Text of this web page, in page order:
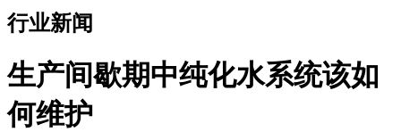
行业新闻
生产间歇期中纯化水系统该如
何维护